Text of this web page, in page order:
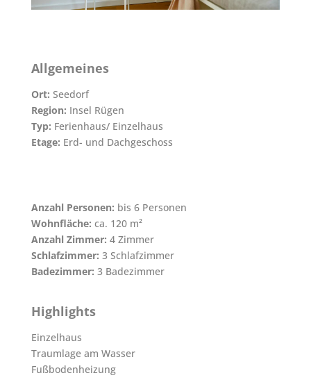
Allgemeines
Ort: Seedorf
Region: Insel Rügen
Typ: Ferienhaus/ Einzelhaus
Etage: Erd- und Dachgeschoss
Anzahl Personen: bis 6 Personen
Wohnfläche: ca. 120 m²
Anzahl Zimmer: 4 Zimmer
Schlafzimmer: 3 Schlafzimmer
Badezimmer: 3 Badezimmer
Highlights
Einzelhaus
Traumlage am Wasser
Fußbodenheizung